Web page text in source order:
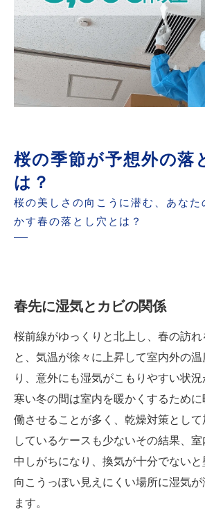
まとめ：春の快適な暮らしはカ
桜の季節が予想外の落
は？
桜の美しさの向こうに潜む、あなた
かす春の落とし穴とは？
春先に湿気とカビの関係
桜前線がゆっくりと北上し、春の訪
と、気温が徐々に上昇して室内外の
り、意外にも湿気がこもりやすい状況
寒い冬の間は室内を暖かくするため
働させることが多く、乾燥対策として
しているケースも少ないその結果、
中しがちになり、換気が十分でない
向こうっぽい見えにくい場所に湿気が
ます。